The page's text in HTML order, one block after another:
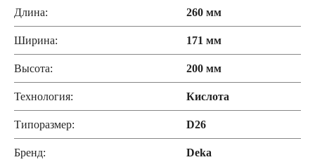
Длина: 260 мм
Ширина: 171 мм
Высота: 200 мм
Технология: Кислота
Типоразмер: D26
Бренд: Deka